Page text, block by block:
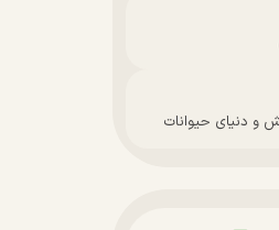
و دنیای حیوانات